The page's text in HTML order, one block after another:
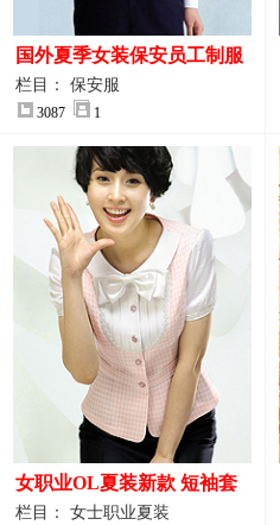
国外夏季女装保安员工制服
装大图
栏目： 保安服
3087 1
女职业OL夏装新款 短袖套
装女正装
栏目： 女士职业夏装